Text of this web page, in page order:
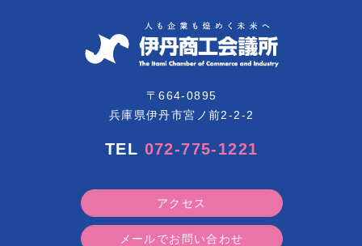
〒664-0895
兵庫県伊丹市宮ノ前2-2-2
TEL 072-775-1221
アクセス
メールでお問い合わせ